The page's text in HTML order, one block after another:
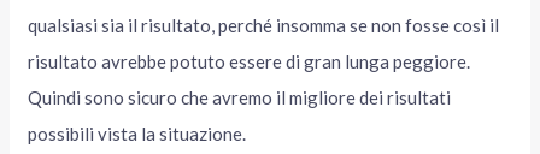
qualsiasi sia il risultato, perché insomma se non fosse così il
risultato avrebbe potuto essere di gran lunga peggiore.
Quindi sono sicuro che avremo il migliore dei risultati
possibili vista la situazione.